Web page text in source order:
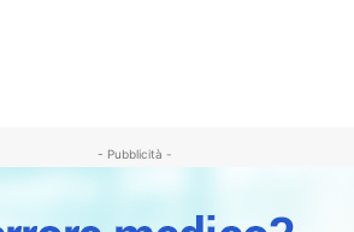
- Pubblicità -